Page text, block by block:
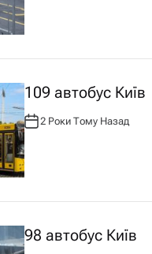
О
Р
:
109 автобус Київ
А
В
Т
О
Р
:
2 Роки Тому Назад
98 автобус Київ